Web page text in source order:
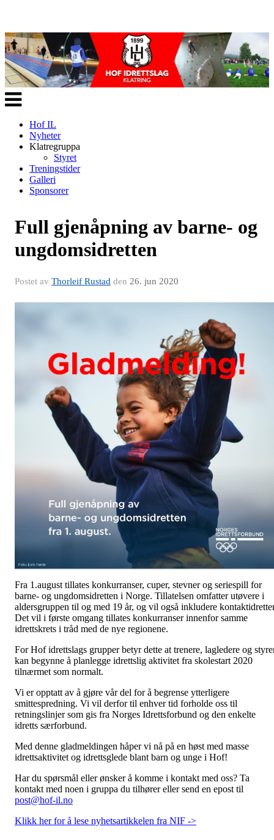
Veksle
navigasjon
Hof IL
Nyheter
Klatregruppa
Styret
Treningstider
Galleri
Sponsorer
Full gjenåpning av barne- og
ungdomsidretten
Postet av Thorleif Rustad den 26. jun 2020
Fra 1.august tillates konkurranser, cuper, stevner og seriespill for
barne- og ungdomsidretten i Norge. Tillatelsen omfatter utøvere i
aldersgruppen til og med 19 år, og vil også inkludere
Det vil i første omgang tillates konkurranser innenfor samme
idrettskrets i tråd med de nye regionene.
For Hof idrettslags grupper betyr dette at trenere, lagledere og
kan begynne å planlegge idrettslig aktivitet fra skolestart 2020
tilnærmet som normalt.
Vi er opptatt av å gjøre vår del for å begrense ytterligere
smittespredning. Vi vil derfor til enhver tid forholde oss til
retningslinjer som gis fra Norges Idrettsforbund og den enkelte
idretts særforbund.
Med denne gladmeldingen håper vi nå på en høst med masse
idrettsaktivitet og idrettsglede blant barn og unge i Hof!
Har du spørsmål eller ønsker å komme i kontakt med oss? Ta
kontakt med noen i gruppa du tilhører eller send en epost til
post@hof-il.no
Klikk her for å lese nyhetsartikkelen fra NIF ->